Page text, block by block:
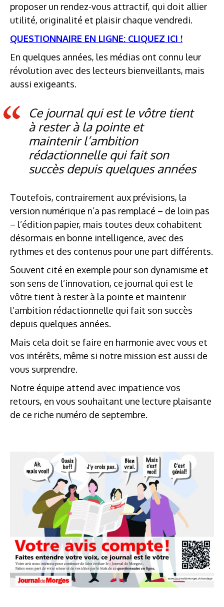
proposer un rendez-vous attractif, qui doit allier
utilité, originalité et plaisir chaque vendredi.
QUESTIONNAIRE EN LIGNE: CLIQUEZ ICI !
En quelques années, les médias ont connu leur
révolution avec des lecteurs bienveillants, mais
aussi exigeants.
Ce journal qui est le vôtre tient
à rester à la pointe et
maintenir l’ambition
rédactionnelle qui fait son
succès depuis quelques années
Toutefois, contrairement aux prévisions, la
version numérique n’a pas remplacé – de loin pas
– l’édition papier, mais toutes deux cohabitent
désormais en bonne intelligence, avec des
rythmes et des contenus pour une part différents.
Souvent cité en exemple pour son dynamisme et
son sens de l’innovation, ce journal qui est le
vôtre tient à rester à la pointe et maintenir
l’ambition rédactionnelle qui fait son succès
depuis quelques années.
Mais cela doit se faire en harmonie avec vous et
vos intérêts, même si notre mission est aussi de
vous surprendre.
Notre équipe attend avec impatience vos
retours, en vous souhaitant une lecture plaisante
de ce riche numéro de septembre.